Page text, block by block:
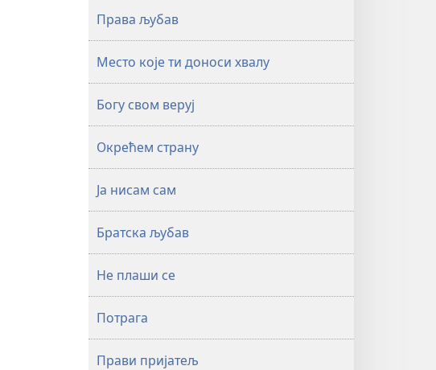
Права љубав
Место које ти доноси хвалу
Богу свом веруј
Окрећем страну
Ја нисам сам
Братска љубав
Не плаши се
Потрага
Прави пријатељ